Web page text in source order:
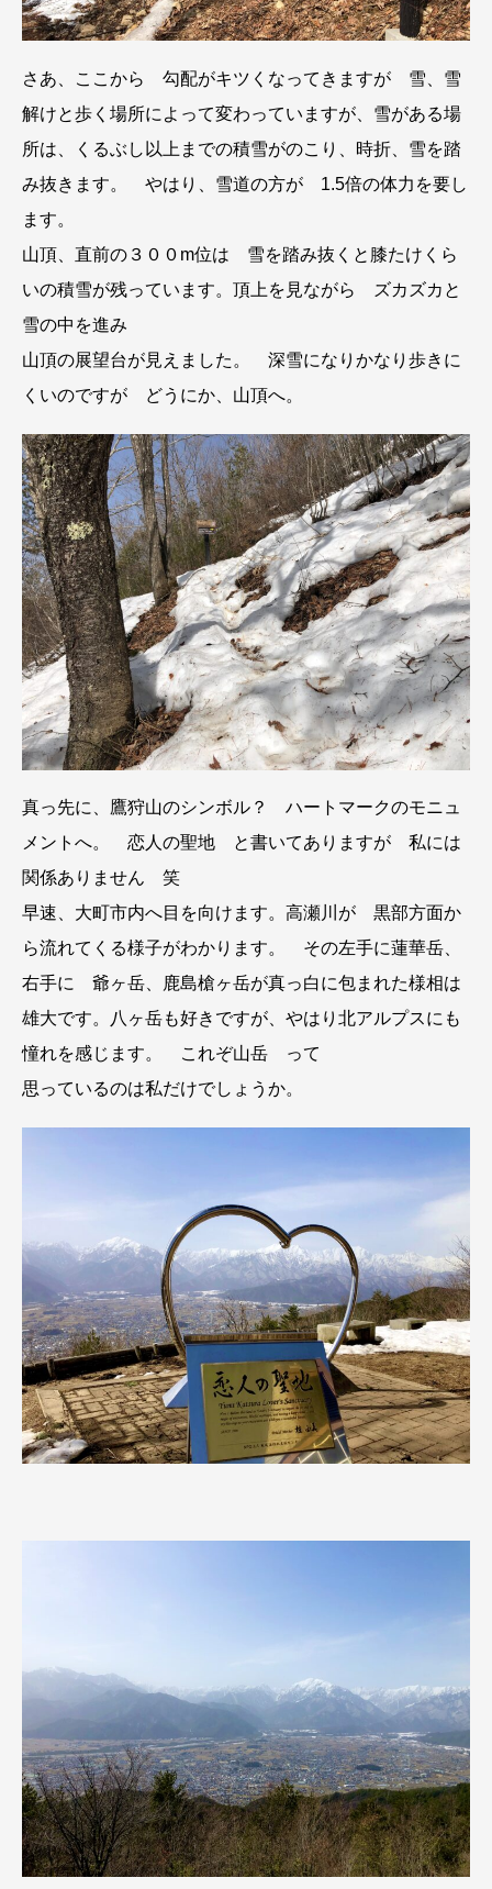
さあ、ここから 勾配がキツくなってきますが 雪、雪
解けと歩く場所によって変わっていますが、雪がある場
所は、くるぶし以上までの積雪がのこり、時折、雪を踏
み抜きます。 やはり、雪道の方が 1.5倍の体力を要し
ます。
山頂、直前の３００m位は 雪を踏み抜くと膝たけくら
いの積雪が残っています。頂上を見ながら ズカズカと
雪の中を進み
山頂の展望台が見えました。 深雪になりかなり歩きに
くいのですが どうにか、山頂へ。
真っ先に、鷹狩山のシンボル？ ハートマークのモニュ
メントへ。 恋人の聖地 と書いてありますが 私には
関係ありません 笑
早速、大町市内へ目を向けます。高瀬川が 黒部方面か
ら流れてくる様子がわかります。 その左手に蓮華岳、
右手に 爺ヶ岳、鹿島槍ヶ岳が真っ白に包まれた様相は
雄大です。八ヶ岳も好きですが、やはり北アルプスにも
憧れを感じます。 これぞ山岳 って
思っているのは私だけでしょうか。